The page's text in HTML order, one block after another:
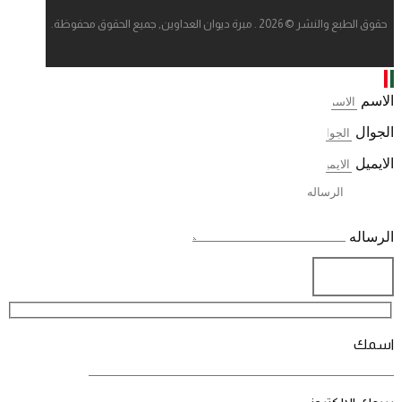
حقوق الطبع والنشر © 2026 . مبرة ديوان العداوين, جميع الحقوق محفوظة.
الاسم
الجوال
الايميل
الرساله
اسمك